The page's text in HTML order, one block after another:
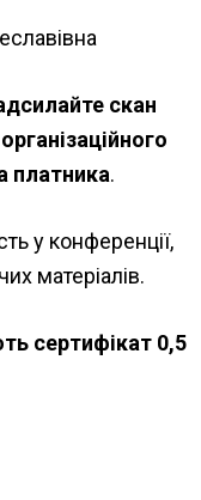
скан
платника.
у конференції,
матеріалів.
сертифікат 0,5